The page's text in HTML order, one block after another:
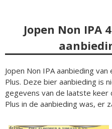
Jopen Non IPA
Jopen Non IPA aanbieding
Plus. Deze bier aanbieding is
gegevens van de laatste keer
Plus in de aanbieding was, er